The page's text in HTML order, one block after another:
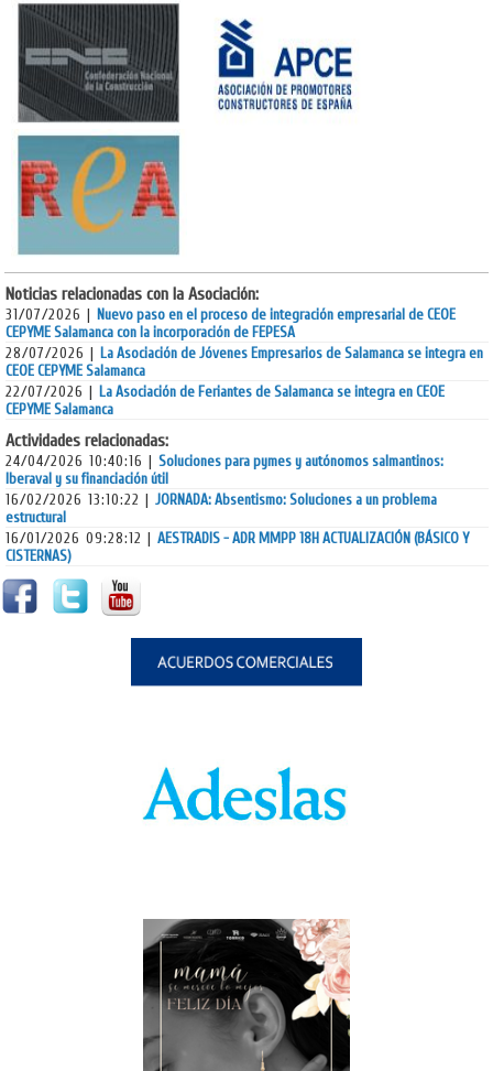
Noticias relacionadas con la Asociación:
31/07/2026 | Nuevo paso en el proceso de integración empresarial de CEOE
CEPYME Salamanca con la incorporación de FEPESA
28/07/2026 | La Asociación de Jóvenes Empresarios de Salamanca se integra en
CEOE CEPYME Salamanca
22/07/2026 | La Asociación de Feriantes de Salamanca se integra en CEOE
CEPYME Salamanca
Actividades relacionadas:
24/04/2026 10:40:16 | Soluciones para pymes y autónomos salmantinos:
Iberaval y su financiación útil
16/02/2026 13:10:22 | JORNADA: Absentismo: Soluciones a un problema
estructural
16/01/2026 09:28:12 | AESTRADIS - ADR MMPP 18H ACTUALIZACIÓN (BÁSICO Y
CISTERNAS)